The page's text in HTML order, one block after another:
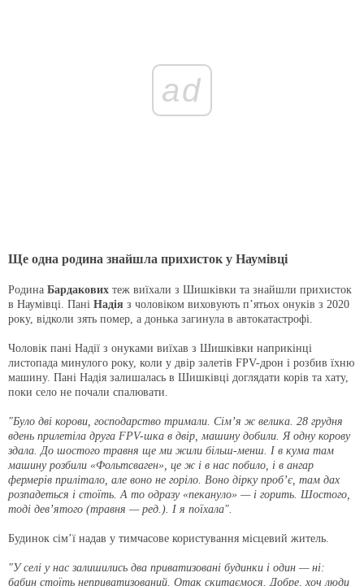
ad
Ще одна родина знайшла прихисток у Наумівці
Родина Бардакових теж виїхали з Шишківки та знайшли прихисток
в Наумівці. Пані Надія з чоловіком виховують п’ятьох онуків з 2020
року, відколи зять помер, а донька загинула в автокатастрофі.
Чоловік пані Надії з онуками виїхав з Шишківки наприкінці
листопада минулого року, коли у двір залетів FPV-дрон і розбив їхню
машину. Пані Надія залишалась в Шишківці доглядати корів та хату,
поки село не почали спалювати.
"Було дві корови, господарство тримали. Сім’я ж велика. 28 грудня
вдень прилетіла друга FPV-шка в двір, машину добили. Я одну корову
здала. До шостого травня ще ми жили більш-менш. І в кума там
машину розбили «Фольтсваген», це ж і в нас побило, і в ангар
фермерів прилітало, але воно не горіло. Воно дірку проб’є, там дах
розпадеться і стоїть. А то одразу «пекануло» — і горить. Шостого,
тоді дев’ятого (травня — ред.). І я поїхала".
Будинок сім’ї надав у тимчасове користування місцевий житель.
"У селі у нас залишились два приватизовані будинки і один — ні:
бабин стоїть неприватизований. Отак скитаємося. Добре, хоч люди